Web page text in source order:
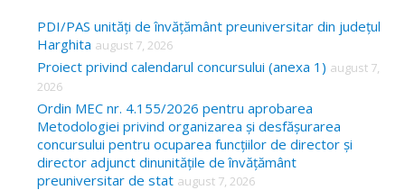
c
h
f
o
r
PDI/PAS unități de învățământ preuniversitar din județul
Harghita august 7, 2026
Proiect privind calendarul concursului (anexa 1) august 7,
2026
Ordin MEC nr. 4.155/2026 pentru aprobarea
Metodologiei privind organizarea și desfășurarea
concursului pentru ocuparea funcțiilor de director și
director adjunct dinunitățile de învățământ
preuniversitar de stat august 7, 2026